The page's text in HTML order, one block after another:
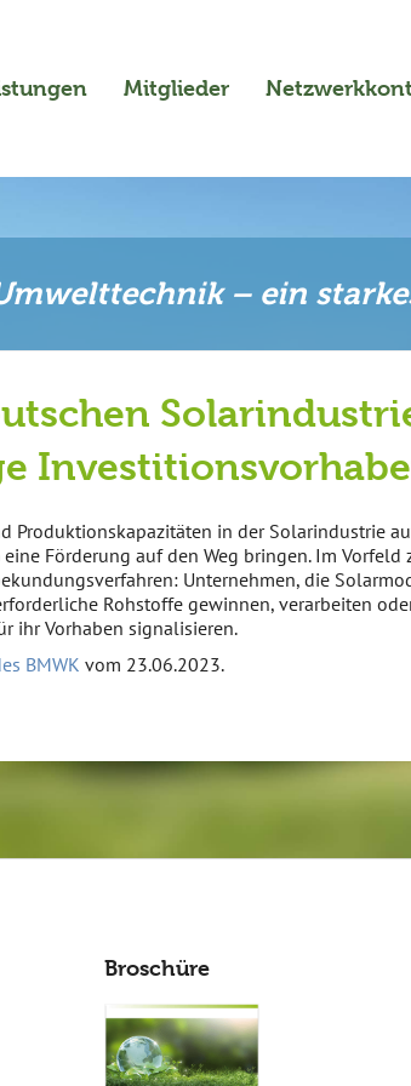
Mitglieder
– ein
Produktionskapazitäten in der Solarindustrie
Förderung auf den Weg bringen. Im
Unternehmen, die
Rohstoffe gewinnen, verarbeiten
ihr Vorhaben signalisieren.
BMWK vom 23.06.2023.
Broschüre